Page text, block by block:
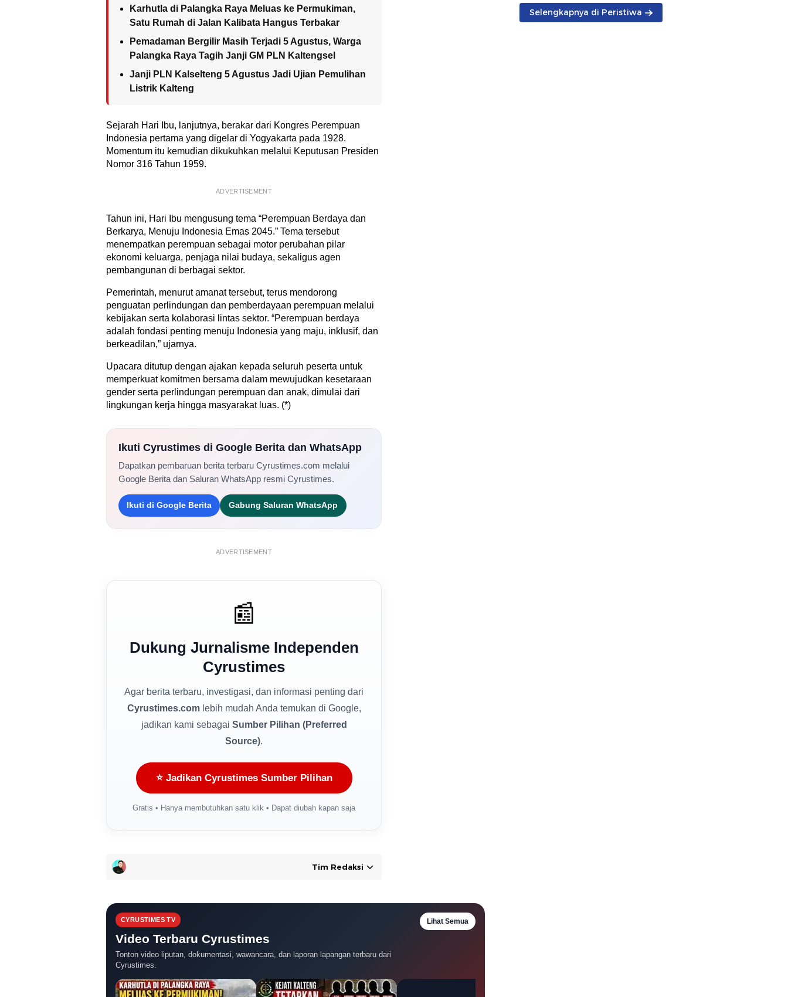
Karhutla di Palangka Raya Meluas ke Permukiman,
Satu Rumah di Jalan Kalibata Hangus Terbakar
Pemadaman Bergilir Masih Terjadi 5 Agustus, Warga
Palangka Raya Tagih Janji GM PLN Kaltengsel
Janji PLN Kalselteng 5 Agustus Jadi Ujian Pemulihan
Listrik Kalteng
Sejarah Hari Ibu, lanjutnya, berakar dari Kongres Perempuan
Indonesia pertama yang digelar di Yogyakarta pada 1928.
Momentum itu kemudian dikukuhkan melalui Keputusan Presiden
Nomor 316 Tahun 1959.
ADVERTISEMENT
Tahun ini, Hari Ibu mengusung tema “Perempuan Berdaya dan
Berkarya, Menuju Indonesia Emas 2045.” Tema tersebut
menempatkan perempuan sebagai motor perubahan pilar
ekonomi keluarga, penjaga nilai budaya, sekaligus agen
pembangunan di berbagai sektor.
Pemerintah, menurut amanat tersebut, terus mendorong
penguatan perlindungan dan pemberdayaan perempuan melalui
kebijakan serta kolaborasi lintas sektor. “Perempuan berdaya
adalah fondasi penting menuju Indonesia yang maju, inklusif, dan
berkeadilan,” ujarnya.
Upacara ditutup dengan ajakan kepada seluruh peserta untuk
memperkuat komitmen bersama dalam mewujudkan kesetaraan
gender serta perlindungan perempuan dan anak, dimulai dari
lingkungan kerja hingga masyarakat luas. (*)
Ikuti Cyrustimes di Google Berita dan WhatsApp
Dapatkan pembaruan berita terbaru Cyrustimes.com melalui
Google Berita dan Saluran WhatsApp resmi Cyrustimes.
Ikuti di Google Berita Gabung Saluran WhatsApp
ADVERTISEMENT
📰
Dukung Jurnalisme Independen
Cyrustimes
Agar berita terbaru, investigasi, dan informasi penting dari
Cyrustimes.comlebih mudah Anda temukan di Google,
jadikan kami sebagai Sumber Pilihan (Preferred
Source).
⭐ Jadikan Cyrustimes Sumber Pilihan
Gratis • Hanya membutuhkan satu klik • Dapat diubah kapan saja
Tim Redaksi
CYRUSTIMES TV
Video Terbaru Cyrustimes
Tonton video liputan, dokumentasi, wawancara, dan laporan lapangan terbaru dari
Cyrustimes.
Lihat Semua
Selengkapnya di Peristiwa